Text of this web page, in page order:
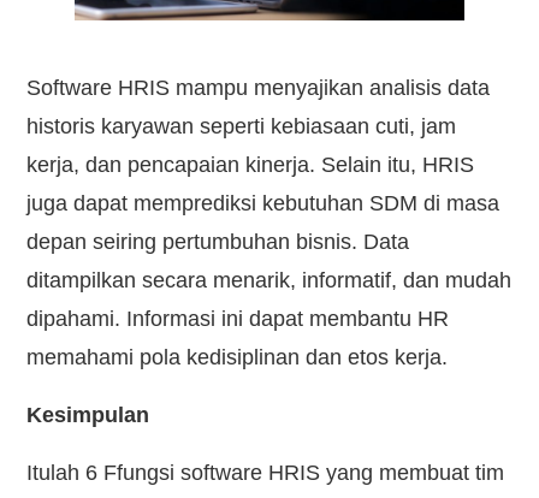
Software HRIS mampu menyajikan analisis data
historis karyawan seperti kebiasaan cuti, jam
kerja, dan pencapaian kinerja. Selain itu, HRIS
juga dapat memprediksi kebutuhan SDM di masa
depan seiring pertumbuhan bisnis. Data
ditampilkan secara menarik, informatif, dan mudah
dipahami. Informasi ini dapat membantu HR
memahami pola kedisiplinan dan etos kerja.
Kesimpulan
Itulah 6 Ffungsi software HRIS yang membuat tim